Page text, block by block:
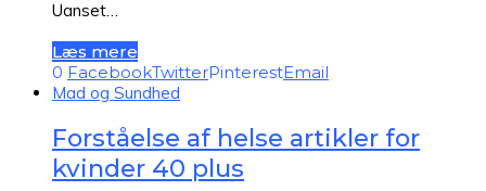
Uanset…
Læs mere
0 FacebookTwitterPinterestEmail
Mad og Sundhed
Forståelse af helse artikler for
kvinder 40 plus